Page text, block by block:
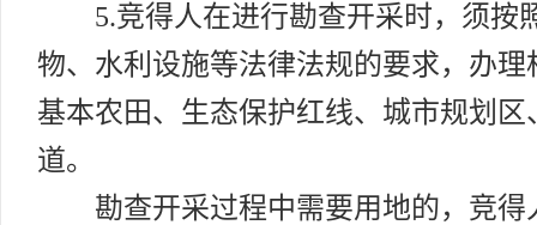
5.竞得人在进行勘查开采时，须
物、水利设施等法律法规的要求，办
基本农田、生态保护红线、城市规划
道。
勘查开采过程中需要用地的，竞